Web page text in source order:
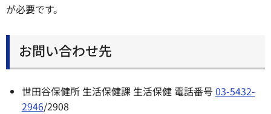
が必要です。
お問い合わせ先
世田谷保健所 生活保健課 生活保健 電話番号03-5432-
2946/2908